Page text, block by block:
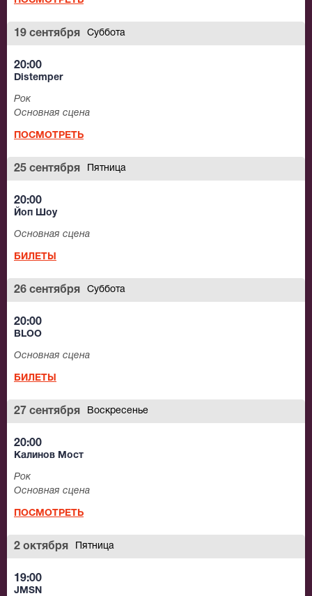
19 сентября Суббота
20:00
Distemper
Рок
Основная сцена
ПОСМОТРЕТЬ
25 сентября Пятница
20:00
Йоп Шоу
Основная сцена
БИЛЕТЫ
26 сентября Суббота
20:00
BLOO
Основная сцена
БИЛЕТЫ
27 сентября Воскресенье
20:00
Калинов Мост
Рок
Основная сцена
ПОСМОТРЕТЬ
2 октября Пятница
19:00
JMSN